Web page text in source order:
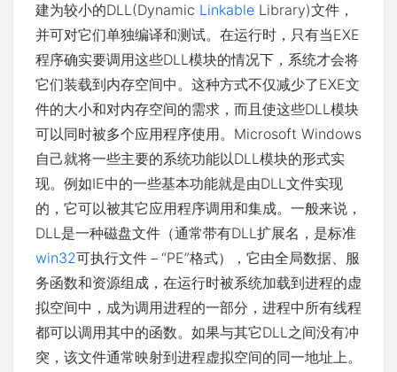
建为较小的DLL(Dynamic Linkable Library)文件，
并可对它们单独编译和测试。在运行时，只有当EXE
程序确实要调用这些DLL模块的情况下，系统才会将
它们装载到内存空间中。这种方式不仅减少了EXE文
件的大小和对内存空间的需求，而且使这些DLL模块
可以同时被多个应用程序使用。Microsoft Windows
自己就将一些主要的系统功能以DLL模块的形式实
现。例如IE中的一些基本功能就是由DLL文件实现
的，它可以被其它应用程序调用和集成。一般来说，
DLL是一种磁盘文件（通常带有DLL扩展名，是标准
win32可执行文件－“PE”格式），它由全局数据、服
务函数和资源组成，在运行时被系统加载到进程的虚
拟空间中，成为调用进程的一部分，进程中所有线程
都可以调用其中的函数。如果与其它DLL之间没有冲
突，该文件通常映射到进程虚拟空间的同一地址上。